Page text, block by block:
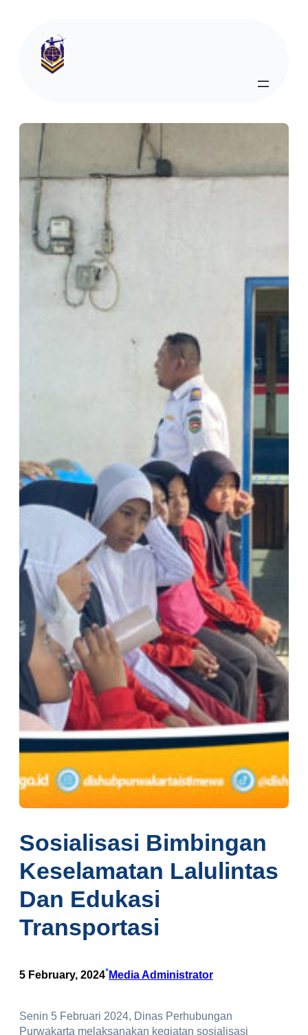
Sosialisasi Bimbingan
Keselamatan Lalulintas
Dan Edukasi
Transportasi
5 February, 2024•Media Administrator
Senin 5 Februari 2024, Dinas Perhubungan
Purwakarta melaksanakan kegiatan sosialisasi